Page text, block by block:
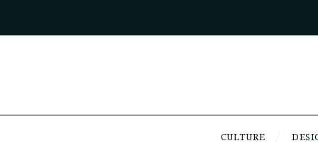
CULTURE